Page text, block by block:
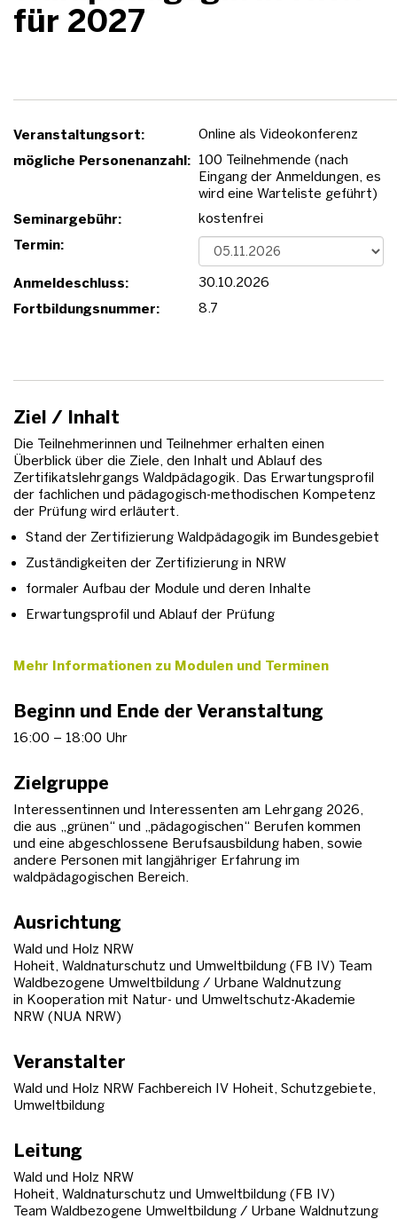
für 2027
Veranstaltungsort:
Online als Videokonferenz
mögliche Personenanzahl: 100 Teilnehmende (nach
Eingang der Anmeldungen, es
wird eine Warteliste geführt)
Seminargebühr:
kostenfrei
Termin:
Anmeldeschluss:
30.10.2026
Fortbildungsnummer:
8.7
Ziel / Inhalt
Die Teilnehmerinnen und Teilnehmer erhalten einen
Überblick über die Ziele, den Inhalt und Ablauf des
Zertifikatslehrgangs Waldpädagogik. Das Erwartungsprofil
der fachlichen und pädagogisch-methodischen Kompetenz
der Prüfung wird erläutert.
Stand der Zertifizierung Waldpädagogik im Bundesgebiet
Zuständigkeiten der Zertifizierung in NRW
formaler Aufbau der Module und deren Inhalte
Erwartungsprofil und Ablauf der Prüfung
Mehr Informationen zu Modulen und Terminen
Beginn und Ende der Veranstaltung
16:00 – 18:00 Uhr
Zielgruppe
Interessentinnen und Interessenten am Lehrgang 2026,
die aus „grünen“ und „pädagogischen“ Berufen kommen
und eine abgeschlossene Berufsausbildung haben, sowie
andere Personen mit langjähriger Erfahrung im
waldpädagogischen Bereich.
Ausrichtung
Wald und Holz NRW
Hoheit, Waldnaturschutz und Umweltbildung (FB IV) Team
Waldbezogene Umweltbildung / Urbane Waldnutzung
in Kooperation mit Natur- und Umweltschutz-Akademie
NRW (NUA NRW)
Veranstalter
Wald und Holz NRW Fachbereich IV Hoheit, Schutzgebiete,
Umweltbildung
Leitung
Wald und Holz NRW
Hoheit, Waldnaturschutz und Umweltbildung (FB IV)
Team Waldbezogene Umweltbildung / Urbane Waldnutzung